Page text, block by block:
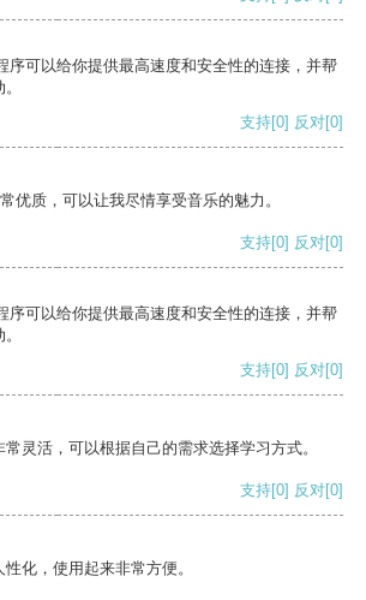
序可以给你提供最高速度和安全性的连接，并帮
支持[0] 反对[0]
优质，可以让我尽情享受音乐的魅力。
支持[0] 反对[0]
序可以给你提供最高速度和安全性的连接，并帮
支持[0] 反对[0]
灵活，可以根据自己的需求选择学习方式。
支持[0] 反对[0]
化，使用起来非常方便。